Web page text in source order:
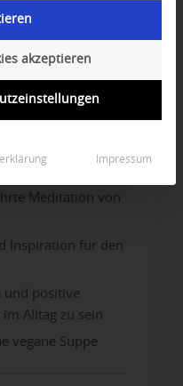
köstliche vegane
in sich
für
herzlich
Meditation von
Inspiration für den
und positive
Alltag zu sein
vegane Suppe
akzeptieren
Impressum